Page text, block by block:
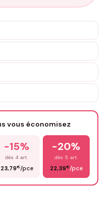
de 3 à 10€ selon la demande
vous économisez
-15%
dès 4 art.
23,79€/pce
-20%
dès 5 art.
22,39€/pce